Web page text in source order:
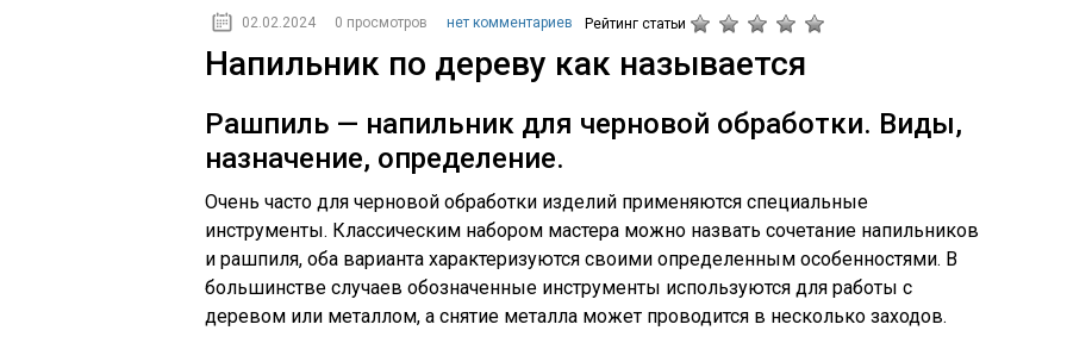
02.02.2024 0 просмотров нет комментариев Рейтинг статьи
Напильник по дереву как называется
Рашпиль — напильник для черновой обработки. Виды,
назначение, определение.
Очень часто для черновой обработки изделий применяются специальные
инструменты. Классическим набором мастера можно назвать сочетание напильников
и рашпиля, оба варианта характеризуются своими определенным особенностями. В
большинстве случаев обозначенные инструменты используются для работы с
деревом или металлом, а снятие металла может проводится в несколько заходов.